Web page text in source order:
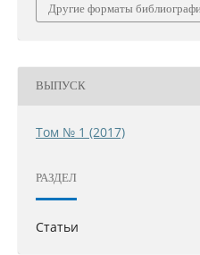
Другие форматы
ВЫПУСК
Том № 1 (2017)
РАЗДЕЛ
Статьи